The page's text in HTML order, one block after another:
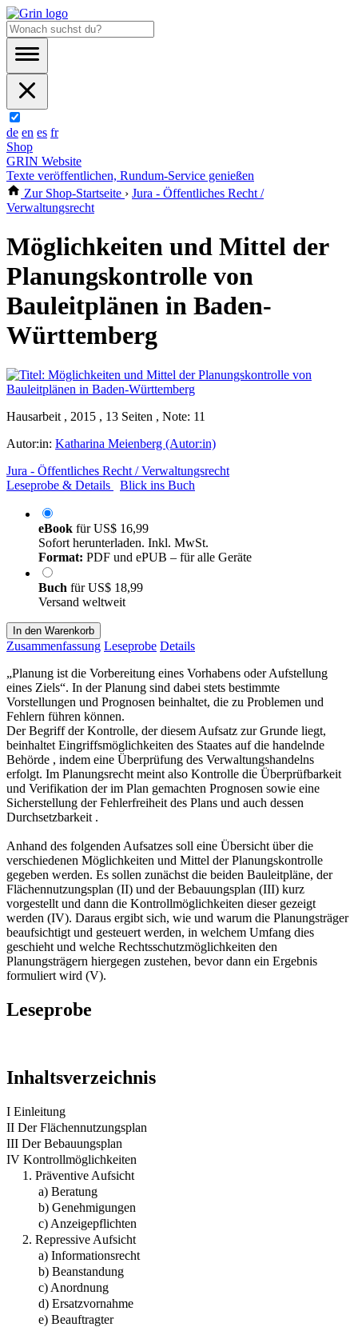
de en es fr
Shop
GRIN Website
Texte veröffentlichen, Rundum-Service genießen
Zur Shop-Startseite › Jura - Öffentliches Recht /
Verwaltungsrecht
Möglichkeiten und Mittel der
Planungskontrolle von
Bauleitplänen in Baden-
Württemberg
Hausarbeit , 2015 , 13 Seiten , Note: 11
Autor:in: Katharina Meienberg (Autor:in)
Jura - Öffentliches Recht / Verwaltungsrecht
Leseprobe & Details
Blick ins Buch
eBook fürUS$ 16,99
Sofort herunterladen. Inkl. MwSt.
Format: PDF und ePUB – für alle Geräte
Buch fürUS$ 18,99
Versand weltweit
In den Warenkorb
Zusammenfassung Leseprobe Details
„Planung ist die Vorbereitung eines Vorhabens oder Aufstellung
eines Ziels“. In der Planung sind dabei stets bestimmte
Vorstellungen und Prognosen beinhaltet, die zu Problemen und
Fehlern führen können.
Der Begriff der Kontrolle, der diesem Aufsatz zur Grunde liegt,
beinhaltet Eingriffsmöglichkeiten des Staates auf die handelnde
Behörde , indem eine Überprüfung des Verwaltungshandelns
erfolgt. Im Planungsrecht meint also Kontrolle die Überprüfbarkeit
und Verifikation der im Plan gemachten Prognosen sowie eine
Sicherstellung der Fehlerfreiheit des Plans und auch dessen
Durchsetzbarkeit .
Anhand des folgenden Aufsatzes soll eine Übersicht über die
verschiedenen Möglichkeiten und Mittel der Planungskontrolle
gegeben werden. Es sollen zunächst die beiden Bauleitpläne, der
Flächennutzungsplan (II) und der Bebauungsplan (III) kurz
vorgestellt und dann die Kontrollmöglichkeiten dieser gezeigt
werden (IV). Daraus ergibt sich, wie und warum die Planungsträger
beaufsichtigt und gesteuert werden, in welchem Umfang dies
geschieht und welche Rechtsschutzmöglichkeiten den
Planungsträgern hiergegen zustehen, bevor dann ein Ergebnis
formuliert wird (V).
Leseprobe
Inhaltsverzeichnis
I Einleitung
II Der Flächennutzungsplan
III Der Bebauungsplan
IV Kontrollmöglichkeiten
1. Präventive Aufsicht
a) Beratung
b) Genehmigungen
c) Anzeigepflichten
2. Repressive Aufsicht
a) Informationsrecht
b) Beanstandung
c) Anordnung
d) Ersatzvornahme
e) Beauftragter